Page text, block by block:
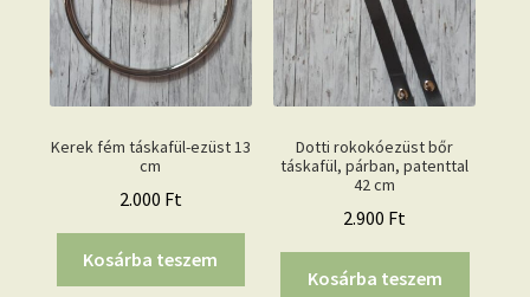
Kerek fém táskafül-ezüst 13
cm
2.000 Ft
Kosárba teszem
Dotti rokokóezüst bőr
táskafül, párban, patenttal
42 cm
2.900 Ft
Kosárba teszem